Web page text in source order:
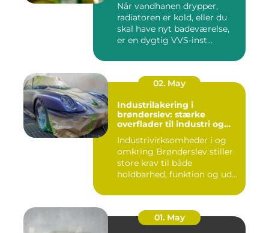
Når vandhanen drypper,
radiatoren er kold, eller du
skal have nyt badeværelse,
er en dygtig VVS-inst...
02. May
Industrilakering i
brønderslev: stærke
overflader til industri og
Industrivirksomheder i og
omkring Brønderslev stiller
store krav til både
holdbarhed, funktion og ud...
01. May